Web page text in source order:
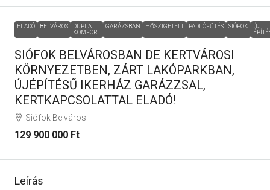
ELADÓ BELVÁROS
DUPLA
KOMFORT
GARÁZSBAN HŐSZIGETELT PADLÓFŰTÉS SIÓFOK
ÚJ
SIÓFOK BELVÁROSBAN DE KERTVÁROSI
KÖRNYEZETBEN, ZÁRT LAKÓPARKBAN,
ÚJÉPÍTÉSŰ IKERHÁZ GARÁZZSAL,
KERTKAPCSOLATTAL ELADÓ!
Siófok Belváros
129 900 000 Ft
Leírás